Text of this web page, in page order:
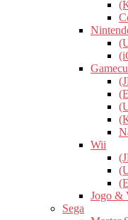
Wii
Jogo &
Sega